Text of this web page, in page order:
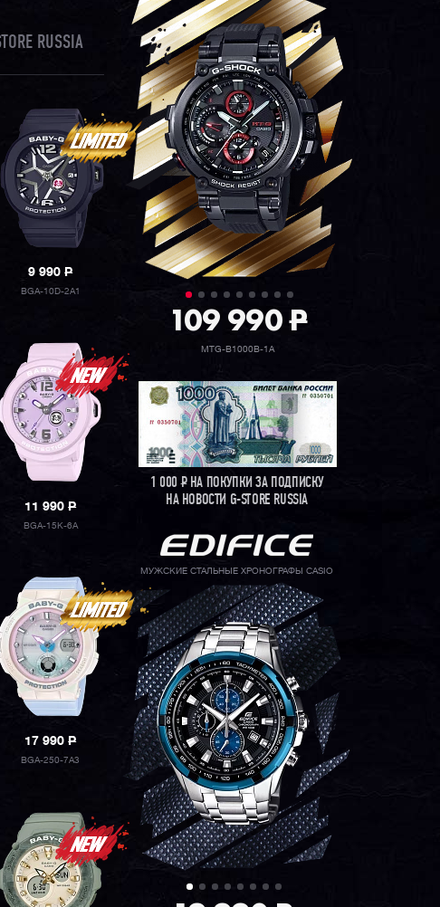
RUSSIA
9 990P
BGA-10D-2A1
11 990P
BGA-15K-6A
17 990P
BGA-250-7A3
109 990P
MTG-B1000B-1A
1 000РНА ПОКУПКИ ЗА ПОДПИСКУ
НА НОВОСТИ G-STORE RUSSIA
МУЖСКИЕ СТАЛЬНЫЕ ХРОНОГРАФЫ CASIO